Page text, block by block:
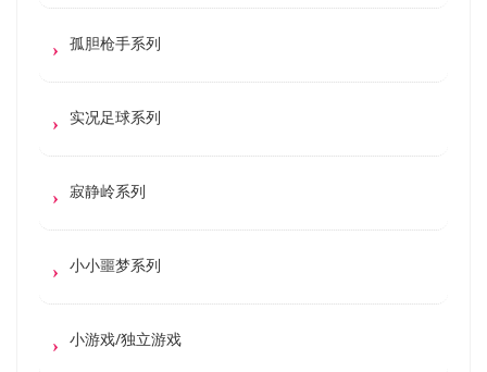
孤胆枪手系列
实况足球系列
寂静岭系列
小小噩梦系列
小游戏/独立游戏